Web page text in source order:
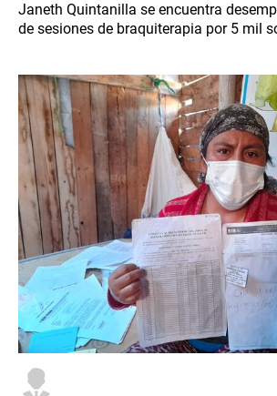
Janeth Quintanilla se encuentra
de sesiones de braquiterapia por 5 mil